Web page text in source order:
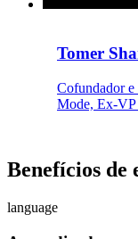
Tomer
Cofundador e
Mode, Ex-VP
Benefícios de
language